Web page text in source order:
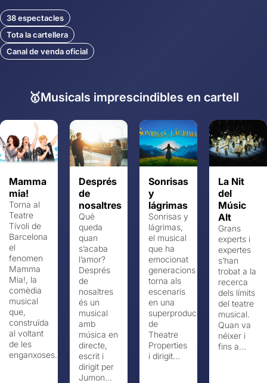
38 espectacles
Tota la cartellera
Canal de venda oficial
🥇Musicals imprescindibles en cartell
Mamma
mia!
Torna al
Teatre
Tívoli de
Barcelona
el
fenomen
Mamma
Mia!, la
comèdia
musical
que,
construïda
al voltant
de les
enganxoses...
Després
de
nosaltres
Què
queda
quan
s’acaba
l’amor?
Després
de
nosaltres
és un
musical
amb
música en
directe,
escrit i
dirigit per
Jumon...
Sonrisas
y
lágrimas
Sonrisas y
lágrimas,
el musical
que ha
emocionat
generacions
torna als
escenaris
en una
superproducció
de
Theatre
Properties
i dirigit...
La Nit
del
Músic
Alt
Grans
experts i
expertes
s’han
trobat a la
recerca
dels límits
del teatre
musical.
Quan va
néixer i
fins a...